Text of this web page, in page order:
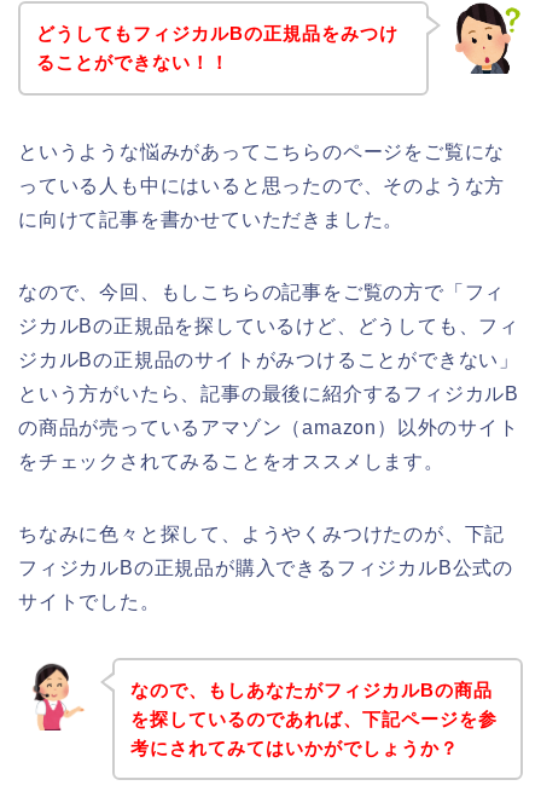
どうしてもフィジカルBの正規品をみつけ
ることができない！！
というような悩みがあってこちらのページをご覧にな
っている人も中にはいると思ったので、そのような方
に向けて記事を書かせていただきました。
なので、今回、もしこちらの記事をご覧の方で「フィ
ジカルBの正規品を探しているけど、どうしても、フィ
ジカルBの正規品のサイトがみつけることができない」
という方がいたら、記事の最後に紹介するフィジカルB
の商品が売っているアマゾン（amazon）以外のサイト
をチェックされてみることをオススメします。
ちなみに色々と探して、ようやくみつけたのが、下記
フィジカルBの正規品が購入できるフィジカルB公式の
サイトでした。
なので、もしあなたがフィジカルBの商品
を探しているのであれば、下記ページを参
考にされてみてはいかがでしょうか？